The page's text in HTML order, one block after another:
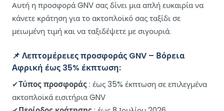
Αυτή η προσφορά GNV σας δίνει μια απλή ευκαιρία να
κάνετε κράτηση για το ακτοπλοϊκό σας ταξίδι σε
μειωμένη τιμή και να ταξιδέψετε με σιγουριά.
📌 Λεπτομέρειες προσφοράς GNV – Βόρεια
Αφρική έως 35% έκπτωση:
✔Τύπος προσφοράς: έως 35% έκπτωση σε επιλεγμένα
ακτοπλοϊκά εισιτήρια GNV